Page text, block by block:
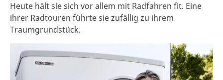
Heute hält sie sich vor allem mit Radfahren fit. Eine
ihrer Radtouren führte sie zufällig zu ihrem
Traumgrundstück.